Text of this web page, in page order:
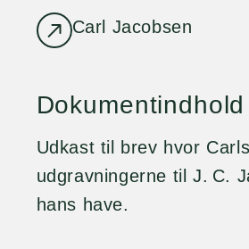
Carl Jacobsen
Dokumentindhold
Udkast til brev hvor
udgravningerne til J. C.
hans have.